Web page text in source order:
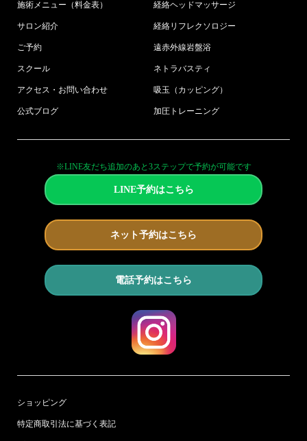
施術メニュー（料金表）
サロン紹介
ご予約
スクール
アクセス・お問い合わせ
公式ブログ
経絡ヘッドマッサージ
経絡リフレクソロジー
遠赤外線岩盤浴
ネトラバスティ
吸玉（カッピング）
加圧トレーニング
※LINE友だち追加のあと3ステップで予約が可能です
LINE予約はこちら
ネット予約はこちら
電話予約はこちら
ショッピング
特定商取引法に基づく表記